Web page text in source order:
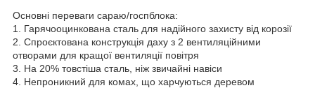
Основні переваги сараю/госпблока:
1. Гарячооцинкована сталь для надійного захисту від корозії
2. Спроєктована конструкція даху з 2 вентиляційними
отворами для кращої вентиляції повітря
3. На 20% товстіша сталь, ніж звичайні навіси
4. Непроникний для комах, що харчуються деревом